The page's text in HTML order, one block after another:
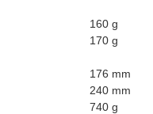
160 g
170 g
176 mm
240 mm
740 g